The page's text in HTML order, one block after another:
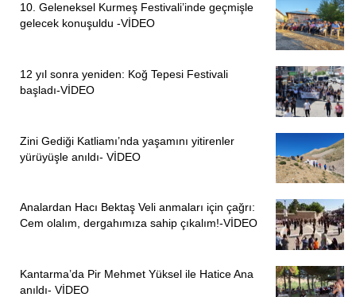
10. Geleneksel Kurmeş Festivali’inde geçmişle
gelecek konuşuldu -VİDEO
12 yıl sonra yeniden: Koğ Tepesi Festivali
başladı-VİDEO
Zini Gediği Katliamı’nda yaşamını yitirenler
yürüyüşle anıldı- VİDEO
Analardan Hacı Bektaş Veli anmaları için çağrı:
Cem olalım, dergahımıza sahip çıkalım!-VİDEO
Kantarma’da Pir Mehmet Yüksel ile Hatice Ana
anıldı- VİDEO